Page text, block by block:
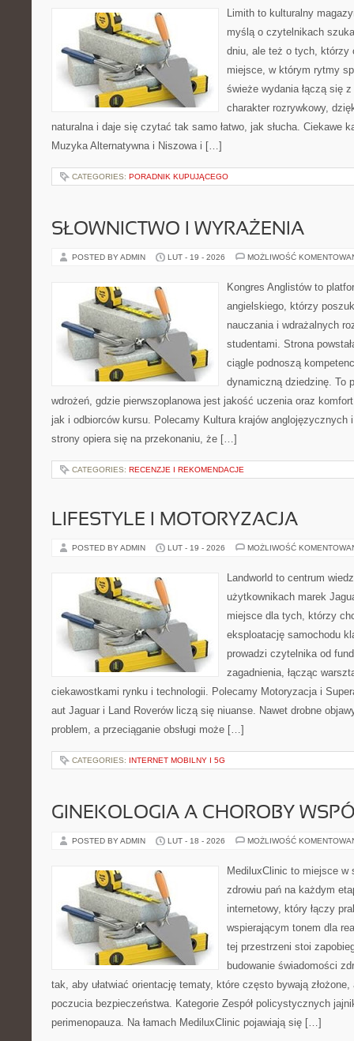
Limith to kulturalny
myślą o czytelnikach
dniu, ale też o tych, którzy
miejsce, w którym rytmy
świeże wydania łączą się
charakter rozrywkowy,
naturalna i daje się czytać tak samo łatwo, jak słucha. Ciekawe
Muzyka Alternatywna i Niszowa i […]
CATEGORIES: PORADNIK KUPUJĄCEGO
SŁOWNICTWO I WYRAŻENIA
POSTED BY ADMIN LUT - 19 - 2026 MOŻLIWOŚĆ
Kongres Anglistów to
angielskiego, którzy
nauczania i wdrażalnych
studentami. Strona
ciągle podnoszą
dynamiczną dziedzinę. To
wdrożeń, gdzie pierwszoplanowa jest jakość uczenia oraz
jak i odbiorców kursu. Polecamy Kultura krajów anglojęzycznych
strony opiera się na przekonaniu, że […]
CATEGORIES: RECENZJE I REKOMENDACJE
LIFESTYLE I MOTORYZACJA
POSTED BY ADMIN LUT - 19 - 2026 MOŻLIWOŚĆ
Landworld to centrum
użytkownikach marek
miejsce dla tych, którzy
eksploatację samochodu
prowadzi czytelnika od
zagadnienia, łącząc
ciekawostkami rynku i technologii. Polecamy Motoryzacja i
aut Jaguar i Land Roverów liczą się niuanse. Nawet drobne
problem, a przeciąganie obsługi może […]
CATEGORIES: INTERNET MOBILNY I 5G
GINEKOLOGIA A CHOROBY
POSTED BY ADMIN LUT - 18 - 2026 MOŻLIWOŚĆ
MediluxClinic to miejsce
zdrowiu pań na każdym
internetowy, który łączy
wspierającym tonem dla
tej przestrzeni stoi
budowanie świadomości
tak, aby ułatwiać orientację tematy, które często bywają
poczucia bezpieczeństwa. Kategorie Zespół policystycznych
perimenopauza. Na łamach MediluxClinic pojawiają się […]